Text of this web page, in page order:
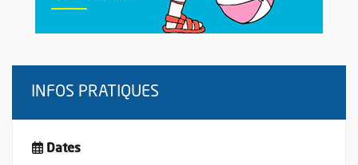
INFOS PRATIQUES
Dates